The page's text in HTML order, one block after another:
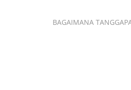
BAGAIMANA